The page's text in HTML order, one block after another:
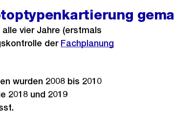
vier Jahre (erstmals
der Fachplanung
wurden 2008 bis 2010
2018 und 2019